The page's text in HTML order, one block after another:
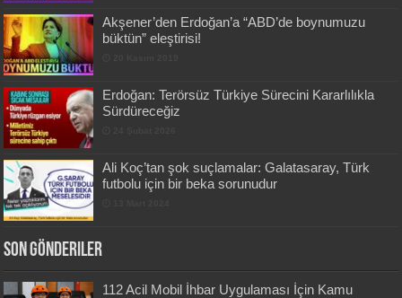
Akşener’den Erdoğan’a “ABD’de boynumuzu
büktün” eleştirisi!
Erdoğan: Terörsüz Türkiye Sürecini Kararlılıkla
Sürdüreceğiz
Ali Koç’tan şok suçlamalar: Galatasaray, Türk
futbolu için bir beka sorunudur
Son Gönderiler
112 Acil Mobil İhbar Uygulaması İçin Kamu